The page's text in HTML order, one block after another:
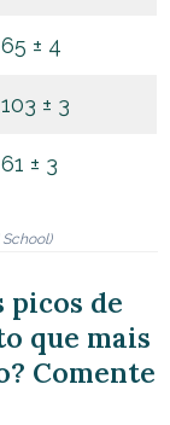
65 ± 4
103 ± 3
61 ± 3
picos de
que mais
Comente